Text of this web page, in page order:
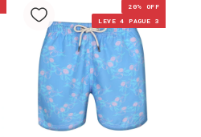
20% OFF
LEVE 4 PAGUE 3